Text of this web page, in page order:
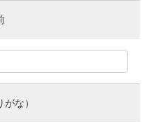
な）